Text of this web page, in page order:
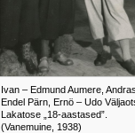
Ivan – Edmund Aumere,
Endel Pärn, Ernö – Udo
Lakatose „18-aastased”.
(Vanemuine, 1938)